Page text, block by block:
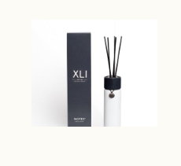
Notes Reed
diffuser XLI -
Violet leaves &
Cedarwood -
geurstokjes